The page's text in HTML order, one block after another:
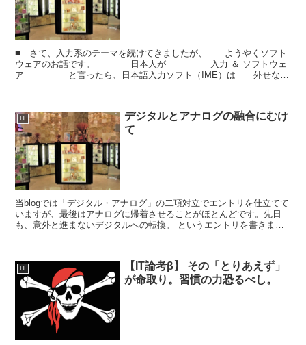
■ さて、入力系のテーマを続けてきましたが、 ようやくソフト
ウェアのお話です。 日本人が 入力 ＆ ソフトウェ
ア と言ったら、日本語入力ソフト（IME）は 外せない
IT
デジタルとアナログの融合にむけ
て
当blogでは「デジタル・アナログ」の二項対立でエントリを仕立てて
いますが、最後はアナログに帰着させることがほとんどです。先日
も、意外と進まないデジタルへの転換。 というエントリを書きまし
IT
【IT論考β】 その「とりあえず」
が命取り。習慣の力恐るべし。